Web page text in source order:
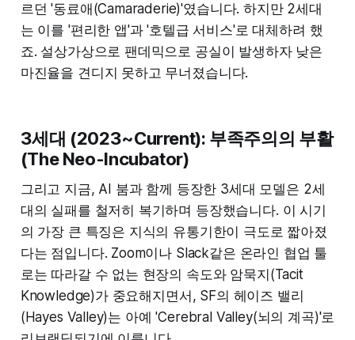
르던 '동료애(Camaraderie)'였습니다. 하지만 2세대
는 이를 '편리한 앱'과 '호텔급 서비스'로 대체하려 했
죠. 설상가상으로 팬데믹으로 공실이 발생하자 낮은
마진율을 견디지 못하고 무너졌습니다.
3세대 (2023~Current): 부족주의의 부활
(The Neo-Incubator)
그리고 지금, AI 붐과 함께 등장한 3세대 모델은 2세
대의 실패를 철저히 복기하며 등장했습니다. 이 시기
의 가장 큰 특징은 지식의 유통기한이 극도로 짧아졌
다는 점입니다. Zoom이나 Slack같은 온라인 협업 툴
로는 따라갈 수 없는 현장의 속도와 암묵지(Tacit
Knowledge)가 중요해지면서, SF의 헤이즈 밸리
(Hayes Valley)는 아예 'Cerebral Valley(뇌의 계곡)'로